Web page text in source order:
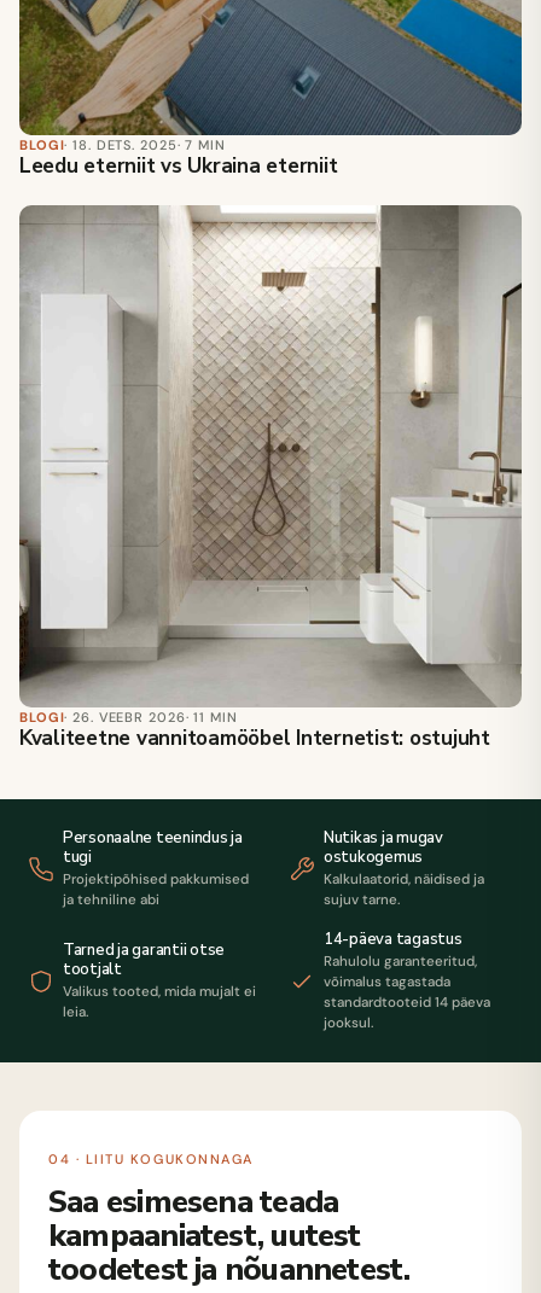
BLOGI· 18. DETS. 2025· 7 MIN
Leedu eterniit vs Ukraina eterniit
BLOGI· 26. VEEBR 2026· 11 MIN
Kvaliteetne vannitoamööbel Internetist: ostujuht
Personaalne teenindus ja
tugi
Projektipõhised pakkumised
ja tehniline abi
Nutikas ja mugav
ostukogemus
Kalkulaatorid, näidised ja
sujuv tarne.
Tarned ja garantii otse
tootjalt
Valikus tooted, mida mujalt ei
leia.
14-päeva tagastus
Rahulolu garanteeritud,
võimalus tagastada
standardtooteid 14 päeva
jooksul.
04 · LIITU KOGUKONNAGA
Saa esimesena teada
kampaaniatest, uutest
toodetest ja nõuannetest.